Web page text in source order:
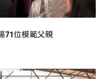
71位模範父親